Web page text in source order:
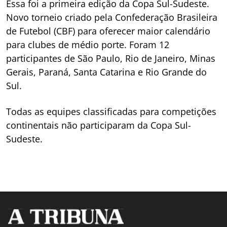
Essa foi a primeira edição da Copa Sul-Sudeste.
Novo torneio criado pela Confederação Brasileira
de Futebol (CBF) para oferecer maior calendário
para clubes de médio porte. Foram 12
participantes de São Paulo, Rio de Janeiro, Minas
Gerais, Paraná, Santa Catarina e Rio Grande do
Sul.
Todas as equipes classificadas para competições
continentais não participaram da Copa Sul-
Sudeste.